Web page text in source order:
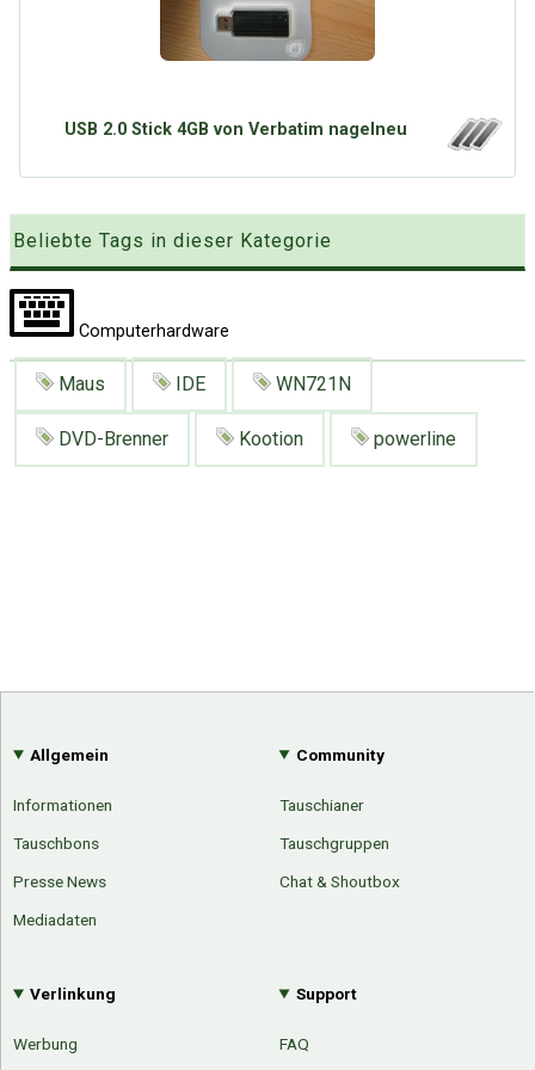
Google
Erweitere Suche
Zufallsartikel
USB 2.0 Stick 4GB von Verbatim nagelneu
Beliebte Tags in dieser Kategorie
Computerhardware
Maus IDE WN721N
DVD-Brenner Kootion powerline
Allgemein
Informationen
Tauschbons
Presse News
Mediadaten
Community
Tauschianer
Tauschgruppen
Chat & Shoutbox
Verlinkung
Werbung
Support
FAQ